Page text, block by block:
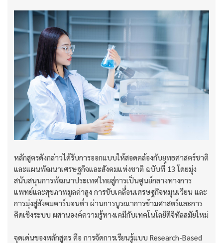
หลักสูตรดังกล่าวได้รับการออกแบบให้สอดคล้องกับยุทธศาสตร์ชาติ
และแผนพัฒนาเศรษฐกิจและสังคมแห่งชาติ ฉบับที่ 13 โดยมุ่ง
สนับสนุนการพัฒนาประเทศไทยสู่การเป็นศูนย์กลางทางการ
แพทย์และสุขภาพมูลค่าสูง การขับเคลื่อนเศรษฐกิจหมุนเวียน และ
การมุ่งสู่สังคมคาร์บอนต่ำ ผ่านการบูรณาการข้ามศาสตร์และการ
คิดเชิงระบบ ผสานองค์ความรู้ทางเคมีกับเทคโนโลยีดิจิทัลสมัยใหม่
จุดเด่นของหลักสูตร คือ การจัดการเรียนรู้แบบ Research-Based